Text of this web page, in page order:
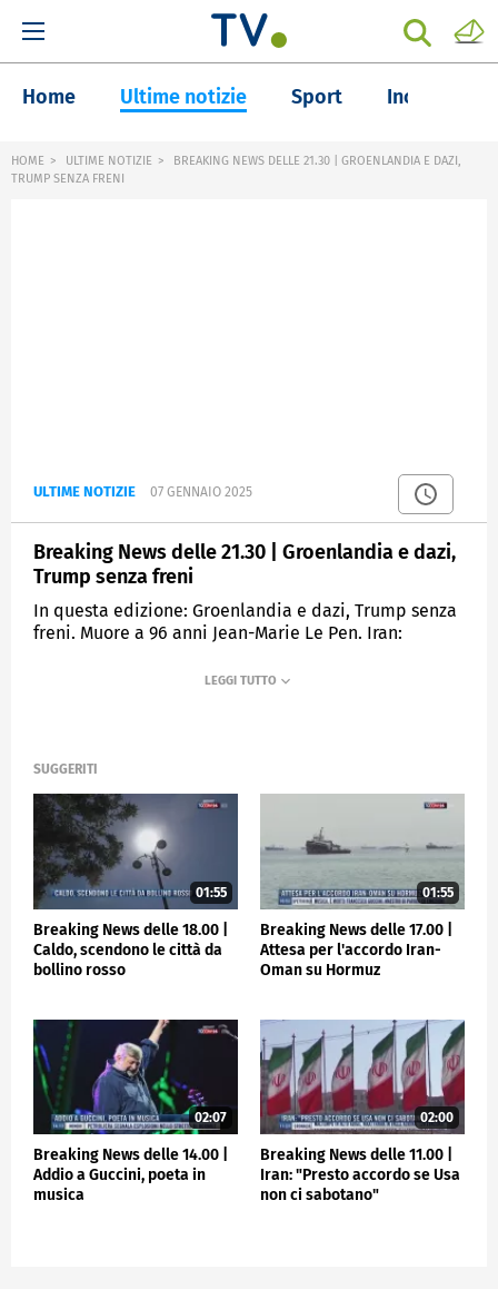
Home Ultime notizie Sport Inchieste
HOME ULTIME NOTIZIE
BREAKING NEWS DELLE 21.30 | GROENLANDIA E DAZI,
TRUMP SENZA FRENI
ULTIME NOTIZIE 07 GENNAIO 2025
Breaking News delle 21.30 | Groenlandia e dazi,
Trump senza freni
In questa edizione: Groenlandia e dazi, Trump senza
freni. Muore a 96 anni Jean-Marie Le Pen. Iran:
lanciano in androne, una muore.
SUGGERITI
01:55
Breaking News delle 18.00 |
Caldo, scendono le città da
bollino rosso
01:55
Breaking News delle 17.00 |
Attesa per l'accordo Iran-
Oman su Hormuz
02:07
Breaking News delle 14.00 |
Addio a Guccini, poeta in
musica
02:00
Breaking News delle 11.00 |
Iran: "Presto accordo se Usa
non ci sabotano"